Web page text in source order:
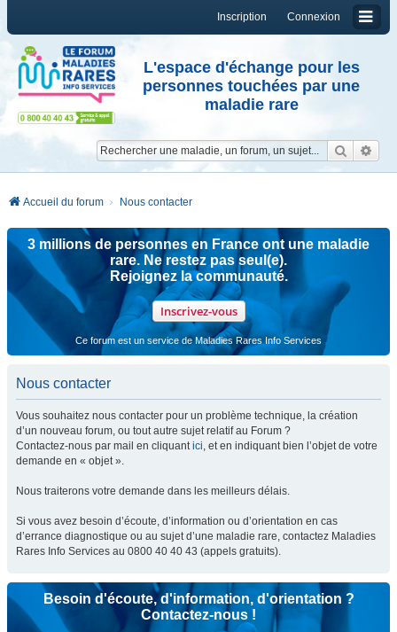
Connexion
Inscription
L'espace d'échange pour les
personnes touchées par une
maladie rare
Accueil du forum Nous contacter
3 millions de personnes en France ont une maladie
rare. Ne restez pas seul(e).
Rejoignez la communauté.
Inscrivez-vous
Ce forum est un service de Maladies Rares Info Services
Nous contacter
Vous souhaitez nous contacter pour un problème technique, la création
d’un nouveau forum, ou tout autre sujet relatif au Forum ?
Contactez-nous par mail en cliquantici, et en indiquant bien l’objet de votre
demande en « objet ».
Nous traiterons votre demande dans les meilleurs délais.
Si vous avez besoin d’écoute, d’information ou d’orientation en cas
d’errance diagnostique ou au sujet d’une maladie rare, contactez Maladies
Rares Info Services au 0800 40 40 43 (appels gratuits).
Besoin d'écoute, d'information, d'orientation ?
Contactez-nous !